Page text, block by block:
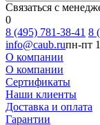
Связаться с
0
8 (495) 781-38-41 8
info@caub.ruпн-пт
О компании
О компании
Сертификаты
Наши клиенты
Доставка и оплата
Гарантии